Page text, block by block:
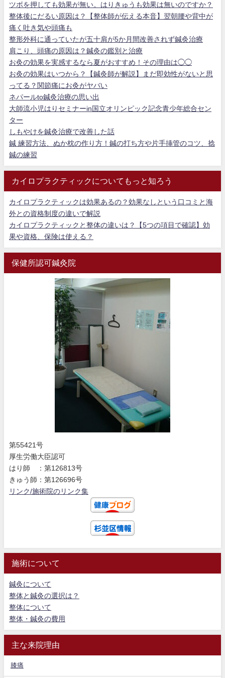
ツボを押しても効果が無い。はりきゅうも効果は無いのですか？
整体後にだるい原因は？【整体師が伝える本音】翌朝腰や背中が
痛く吐き気や頭痛も
整形外科に通っていたが五十肩が5か月間改善されず鍼灸治療
肩こり、頭痛の原因は？鍼灸の鑑別と治療
お灸の効果を実感するなら夏がおすすめ！その理由は◯◯
お灸の効果はいつから？【鍼灸師が解説】まだ即効性がないと思
ってる？関節痛にお灸がヤバい
ネパールto鍼灸治療の思い出
大師流小児はりセミナーin国立オリンピック記念青少年総合セン
ター
しもやけを鍼灸治療で改善した話
鍼 練習方法、ぬか枕の作り方！鍼の打ち方や片手挿管のコツ、捻
鍼の練習
カイロプラクティックについてもっと知ろう
カイロプラクティックは効果あるの？効果なしという口コミと海
外との資格制度の違いで解説
カイロプラクティックと整体の違いは？【5つの項目で確認】効
果や資格、保険は使える？
保健所認可鍼灸院
第55421号
厚生労働大臣認可
はり師 ：第126813号
きゅう師：第126696号
リンク/施術院のリンク集
施術について
鍼灸について
整体と鍼灸の選択は？
整体について
整体・鍼灸の費用
主な来院理由
膝痛